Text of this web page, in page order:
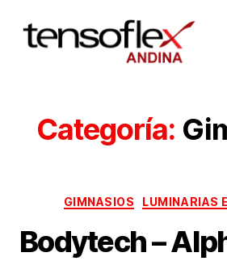
Categoría:
GIMNASIOS LUMINARIAS
Bodytech –